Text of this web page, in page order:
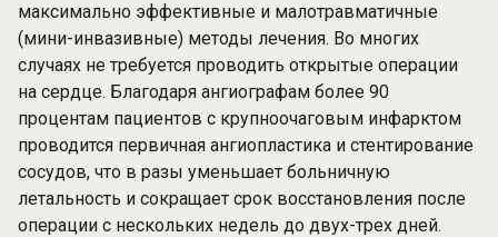
максимально эффективные и малотравматичные
(мини-инвазивные) методы лечения. Во многих
случаях не требуется проводить открытые операции
на сердце. Благодаря ангиографам более 90
процентам пациентов с крупноочаговым инфарктом
проводится первичная ангиопластика и стентирование
сосудов, что в разы уменьшает больничную
летальность и сокращает срок восстановления после
операции с нескольких недель до двух-трех дней.